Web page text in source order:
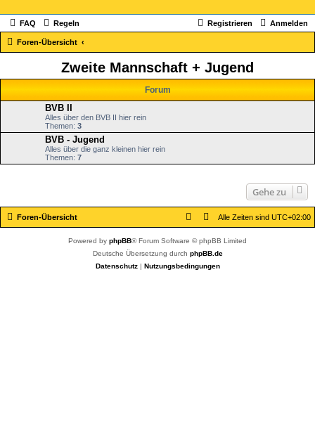
FAQ Regeln Anmelden
Registrieren
Foren-Übersicht
Zweite Mannschaft + Jugend
Forum
BVB II
Alles über den BVB II hier rein
Themen: 3
BVB - Jugend
Alles über die ganz kleinen hier rein
Themen: 7
Gehe zu
Foren-Übersicht Alle Zeiten sind UTC+02:00
Powered by phpBB® Forum Software © phpBB Limited
Deutsche Übersetzung durch phpBB.de
Datenschutz| Nutzungsbedingungen